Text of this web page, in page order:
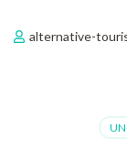
alternative-